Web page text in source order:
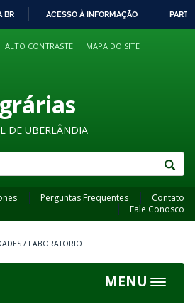
PARA
O
BR ACESSO À INFORMAÇÃO
ALTO CONTRASTE MAPA DO SITE
DE UBERLÂNDIA
Perguntas Frequentes
Contato
Fale Conosco
/ LABORATORIO
MENU
Toggle